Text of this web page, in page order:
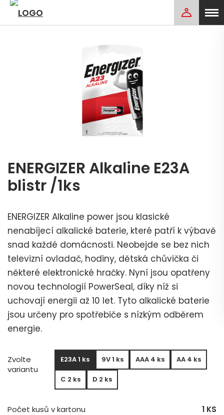
ENERGIZER Alkaline E23A
blistr /1ks
ENERGIZER Alkaline power jsou klasické
nenabíjecí alkalické baterie, které patří k výbavě
snad každé domácnosti. Neobejde se bez nich
televizní ovladač, hodiny, dětská chůvička či
některé elektronické hračky. Nyní jsou opatřeny
novou technologií PowerSeal, díky níž si
uchovají energii až 10 let. Tyto alkalické baterie
jsou určeny pro spotřebiče s nízkým odběrem
energie.
Zvolte
variantu
E23A 1 ks 9V 1 ks AAA 4 ks AA 4 ks
C 2 ks D 2 ks
Počet kusů v kartonu
1 KS